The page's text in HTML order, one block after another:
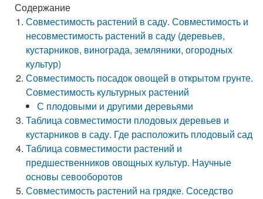
Содержание
Совместимость растений в саду. Совместимость и
несовместимость растений в саду (деревьев,
кустарников, винограда, земляники, огородных
культур)
Совместимость посадок овощей в открытом грунте.
Совместимость культурных растений
С плодовыми и другими деревьями
Таблица совместимости плодовых деревьев и
кустарников в саду. Где расположить плодовый сад
Таблица совместимости растений и
предшественников овощных культур. Научные
основы севооборотов
Совместимость растений на грядке. Соседство